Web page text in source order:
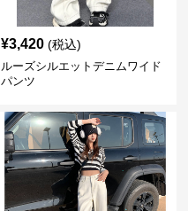
¥3,420 (税込)
ルーズシルエットデニムワイド
パンツ